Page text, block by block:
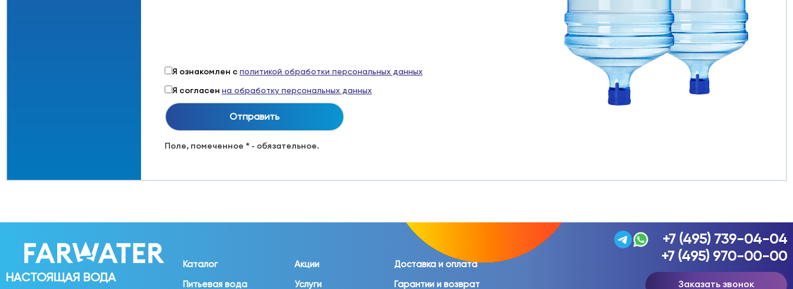
Я ознакомлен с политикой обработки персональных данных
Я согласен на обработку персональных данных
Поле, помеченное * - обязательное.
НАСТОЯЩАЯ ВОДА
Каталог
Питьевая вода
Акции
Услуги
Доставка и оплата
Гарантии и возврат
+7 (495) 739-04-04
+7 (495) 970-00-00
Заказать звонок